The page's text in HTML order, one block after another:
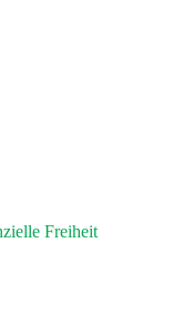
Freiheit